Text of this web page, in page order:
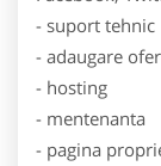
- suport tehnic
- adaugare
- hosting
- mentenanta
- pagina